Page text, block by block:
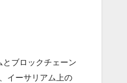
ブロックチェーン
イーサリアム上の